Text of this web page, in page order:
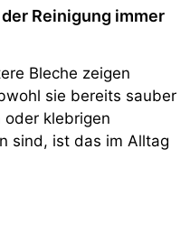
Reinigung immer
Bleche zeigen
sie bereits sauber
oder klebrigen
sind, ist das im Alltag